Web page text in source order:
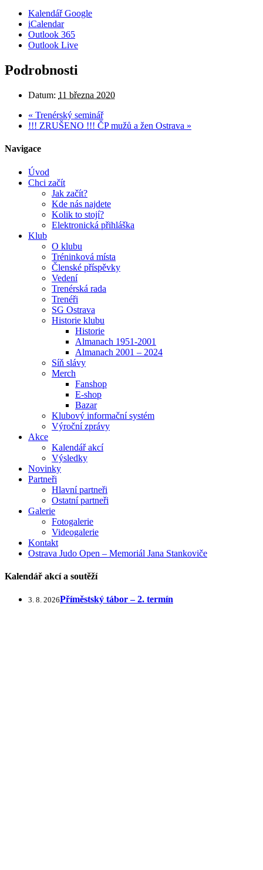
Kalendář Google
iCalendar
Outlook 365
Outlook Live
Podrobnosti
Datum: 11 března 2020
« Trenérský seminář
!!! ZRUŠENO !!! ČP mužů a žen Ostrava »
Navigace
Úvod
Chci začít
Jak začít?
Kde nás najdete
Kolik to stojí?
Elektronická přihláška
Klub
O klubu
Tréninková místa
Členské příspěvky
Vedení
Trenérská rada
Trenéři
SG Ostrava
Historie klubu
Historie
Almanach 1951-2001
Almanach 2001 – 2024
Síň slávy
Merch
Fanshop
E-shop
Bazar
Klubový informační systém
Výroční zprávy
Akce
Kalendář akcí
Výsledky
Novinky
Partneři
Hlavní partneři
Ostatní partneři
Galerie
Fotogalerie
Videogalerie
Kontakt
Ostrava Judo Open – Memoriál Jana Stankoviče
Kalendář akcí a soutěží
3. 8. 2026Příměstský tábor – 2. termín